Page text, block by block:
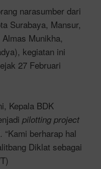
narasumber dari
Surabaya, Mansur,
Munikha,
kegiatan ini
27 Februari
Kepala BDK
pilotting project
berharap hal
Diklat sebagai